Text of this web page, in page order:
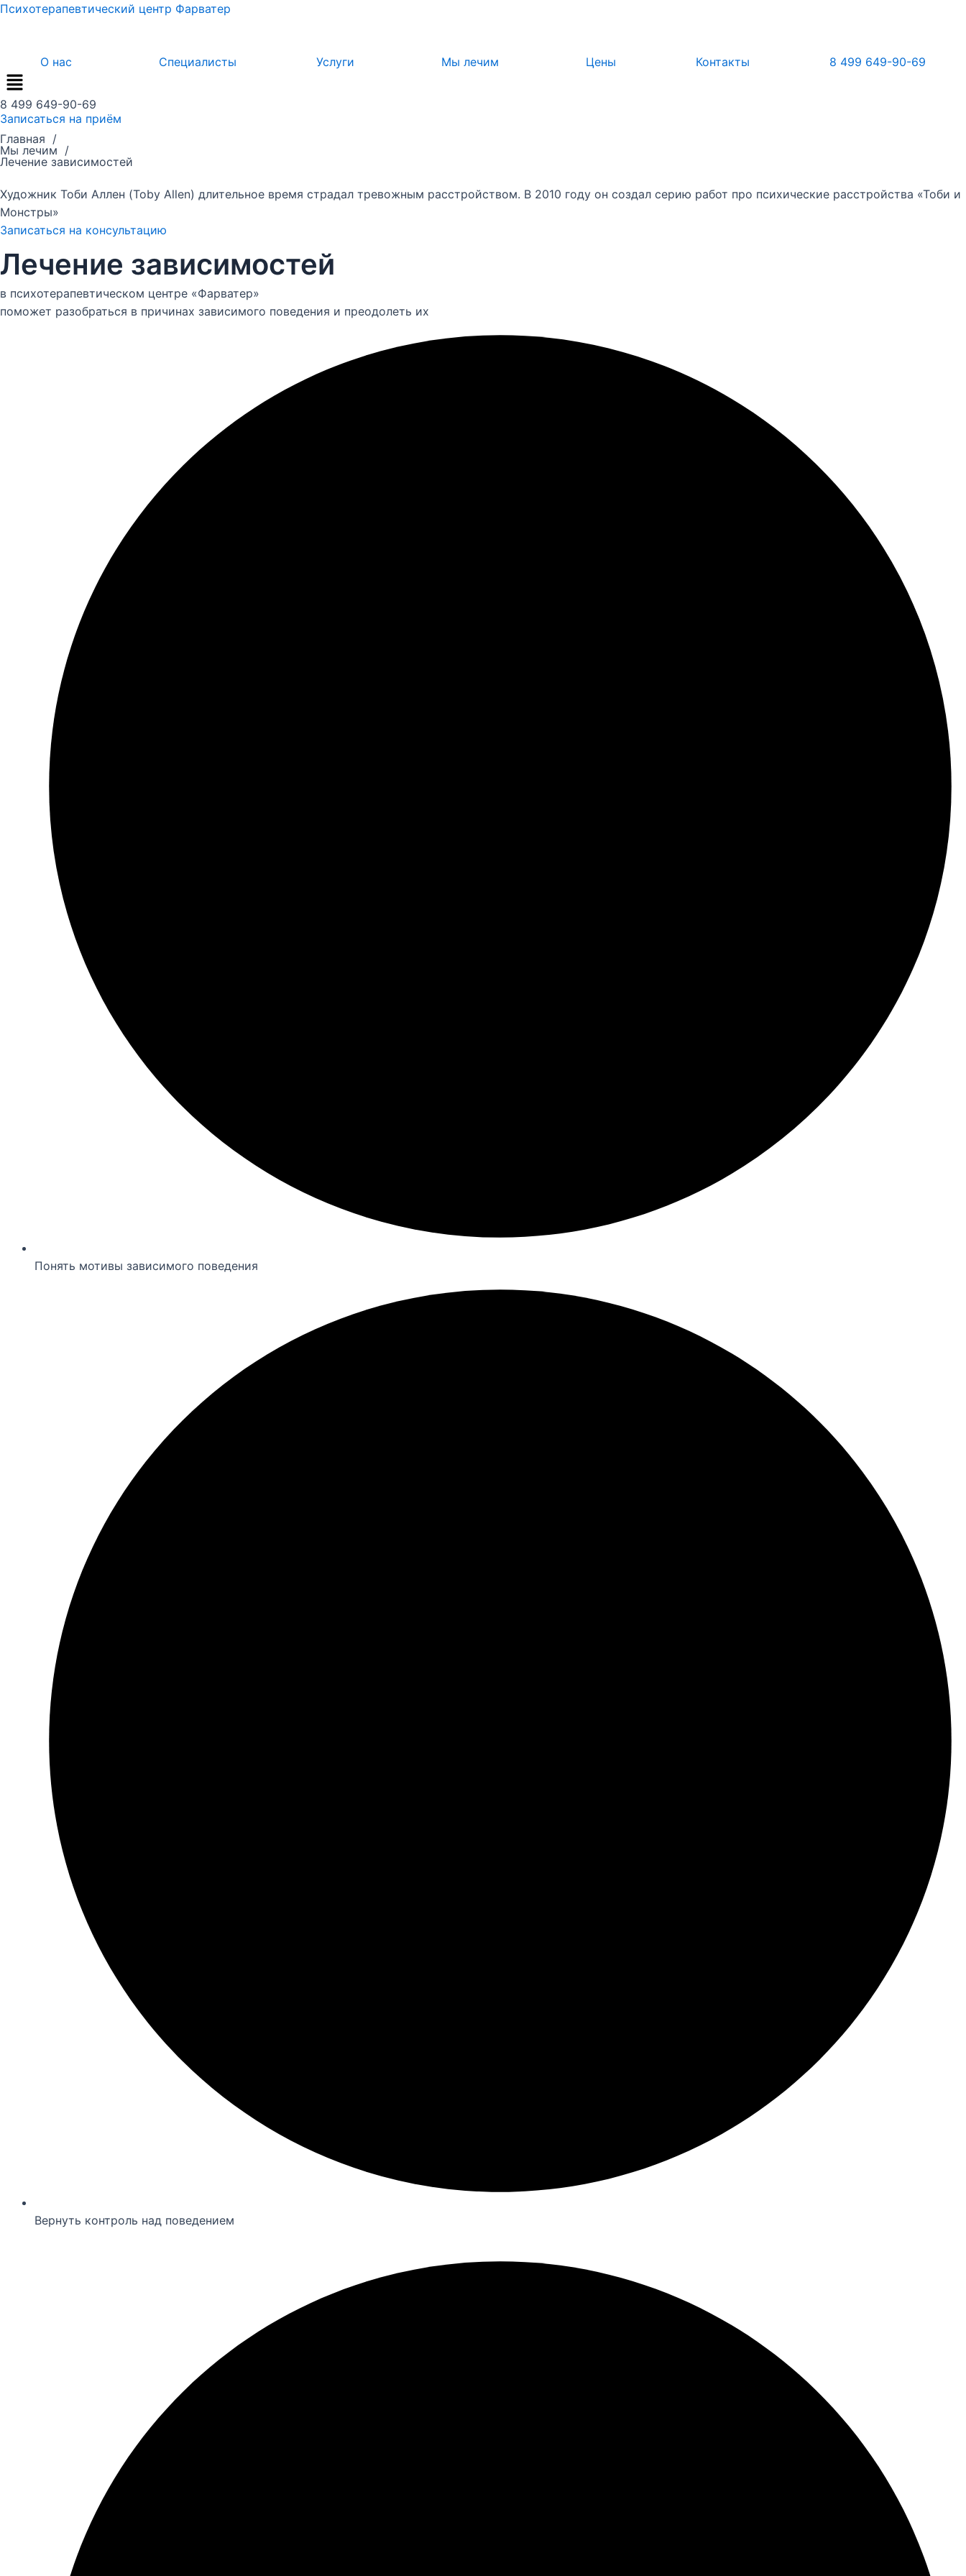
Перейти
Психотерапевтический центр Фарватер
О нас Специалисты Услуги Мы лечим Цены Контакты 8 499 649-90-69
8 499 649-90-69
Записаться на приём
Главная /
Мы лечим /
Лечение зависимостей
Художник Тоби Аллен (Toby Allen) длительное время страдал тревожным расстройством. В 2010 году он создал серию работ про психические расстройства «Тоби и
Монстры»
Записаться на консультацию
Лечение зависимостей
в психотерапевтическом центре «Фарватер»
поможет разобраться в причинах зависимого поведения и преодолеть их
Понять мотивы зависимого поведения
Вернуть контроль над поведением